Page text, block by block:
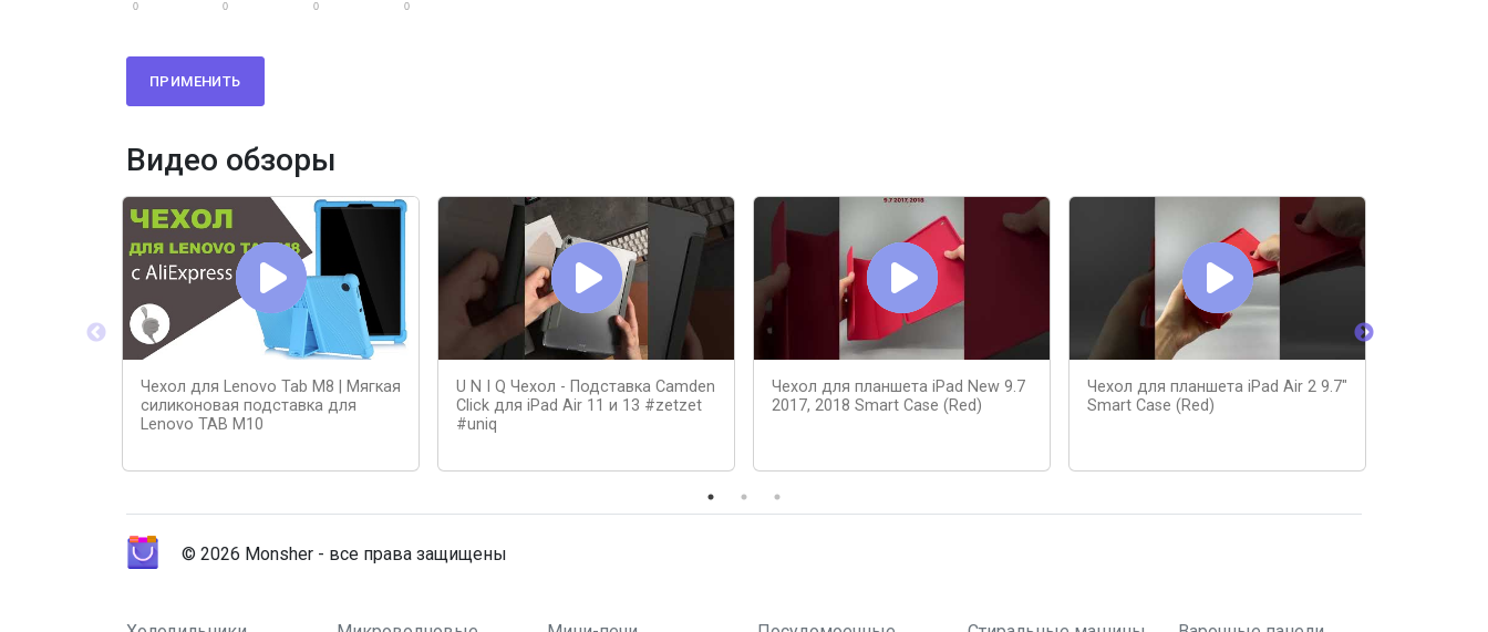
0 0 0 0
ПРИМЕНИТЬ
Видео обзоры
Чехол для Lenovo Tab M8 | Мягкая
силиконовая подставка для
Lenovo TAB M10
U N I Q Чехол - Подставка Camden
Click для iPad Air 11 и 13 #zetzet
#uniq
Чехол для планшета iPad New 9.7
2017, 2018 Smart Case (Red)
Чехол для планшета iPad Air 2 9.7"
Smart Case (Red)
© 2026 Monsher - все права защищены